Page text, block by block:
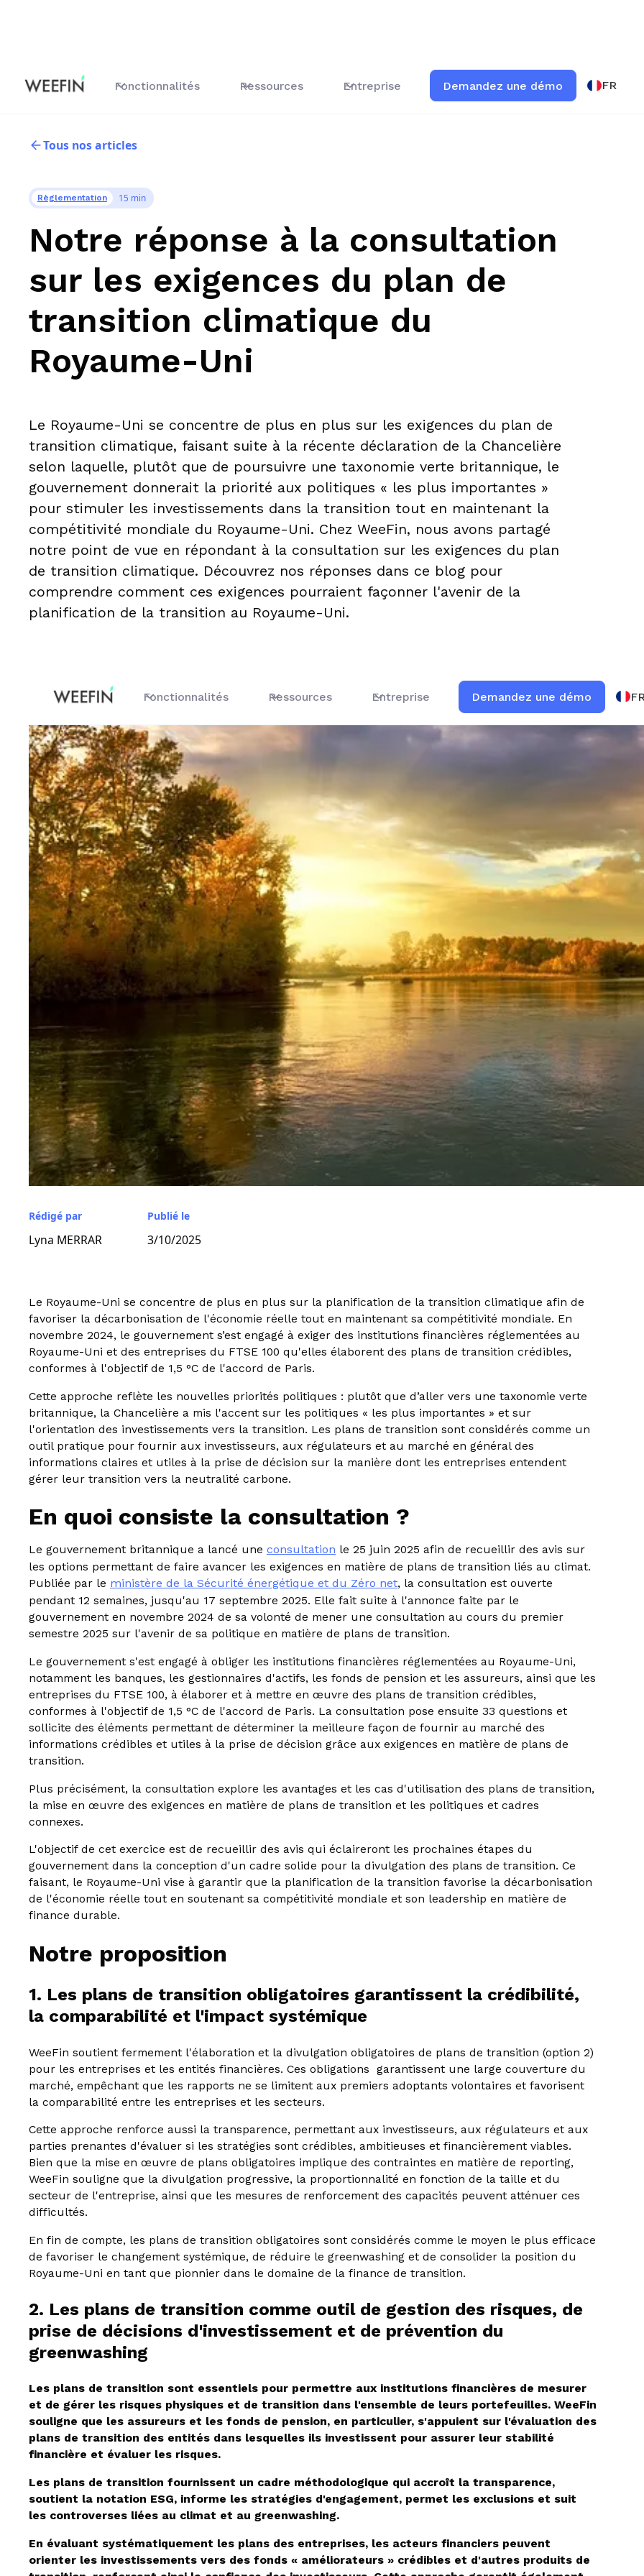
Fonctionnalités Ressources Entreprise Demandez une démo FR
Tous nos articles
Règlementation 15 min
Notre réponse à la consultation
sur les exigences du plan de
transition climatique du
Royaume-Uni
Le Royaume-Uni se concentre de plus en plus sur les exigences du plan de
transition climatique, faisant suite à la récente déclaration de la Chancelière
selon laquelle, plutôt que de poursuivre une taxonomie verte britannique, le
gouvernement donnerait la priorité aux politiques « les plus importantes »
pour stimuler les investissements dans la transition tout en maintenant la
compétitivité mondiale du Royaume-Uni. Chez WeeFin, nous avons partagé
notre point de vue en répondant à la consultation sur les exigences du plan
de transition climatique. Découvrez nos réponses dans ce blog pour
comprendre comment ces exigences pourraient façonner l'avenir de la
planification de la transition au Royaume-Uni.
Fonctionnalités Ressources Entreprise Demandez une démo
Rédigé par
Lyna MERRAR
Publié le
3/10/2025
Le Royaume-Uni se concentre de plus en plus sur la planification de la transition climatique afin de
favoriser la décarbonisation de l'économie réelle tout en maintenant sa compétitivité mondiale. En
novembre 2024, le gouvernement s’est engagé à exiger des institutions financières réglementées au
Royaume-Uni et des entreprises du FTSE 100 qu'elles élaborent des plans de transition crédibles,
conformes à l'objectif de 1,5 °C de l'accord de Paris.
Cette approche reflète les nouvelles priorités politiques : plutôt que d’aller vers une taxonomie verte
britannique, la Chancelière a mis l'accent sur les politiques « les plus importantes » et sur
l'orientation des investissements vers la transition. Les plans de transition sont considérés comme un
outil pratique pour fournir aux investisseurs, aux régulateurs et au marché en général des
informations claires et utiles à la prise de décision sur la manière dont les entreprises entendent
gérer leur transition vers la neutralité carbone.
En quoi consiste la consultation ?
Le gouvernement britannique a lancé une consultation le 25 juin 2025 afin de recueillir des avis sur
les options permettant de faire avancer les exigences en matière de plans de transition liés au climat.
Publiée par le ministère de la Sécurité énergétique et du Zéro net, la consultation est ouverte
pendant 12 semaines, jusqu'au 17 septembre 2025. Elle fait suite à l'annonce faite par le
gouvernement en novembre 2024 de sa volonté de mener une consultation au cours du premier
semestre 2025 sur l'avenir de sa politique en matière de plans de transition.
Le gouvernement s'est engagé à obliger les institutions financières réglementées au Royaume-Uni,
notamment les banques, les gestionnaires d'actifs, les fonds de pension et les assureurs, ainsi que les
entreprises du FTSE 100, à élaborer et à mettre en œuvre des plans de transition crédibles,
conformes à l'objectif de 1,5 °C de l'accord de Paris. La consultation pose ensuite 33 questions et
sollicite des éléments permettant de déterminer la meilleure façon de fournir au marché des
informations crédibles et utiles à la prise de décision grâce aux exigences en matière de plans de
transition.
Plus précisément, la consultation explore les avantages et les cas d'utilisation des plans de transition,
la mise en œuvre des exigences en matière de plans de transition et les politiques et cadres
connexes.
L'objectif de cet exercice est de recueillir des avis qui éclaireront les prochaines étapes du
gouvernement dans la conception d'un cadre solide pour la divulgation des plans de transition. Ce
faisant, le Royaume-Uni vise à garantir que la planification de la transition favorise la décarbonisation
de l'économie réelle tout en soutenant sa compétitivité mondiale et son leadership en matière de
finance durable.
Notre proposition
1. Les plans de transition obligatoires garantissent la crédibilité,
la comparabilité et l'impact systémique
WeeFin soutient fermement l'élaboration et la divulgation obligatoires de plans de transition (option 2)
pour les entreprises et les entités financières. Ces obligations garantissent une large couverture du
marché, empêchant que les rapports ne se limitent aux premiers adoptants volontaires et favorisent
la comparabilité entre les entreprises et les secteurs.
Cette approche renforce aussi la transparence, permettant aux investisseurs, aux régulateurs et aux
parties prenantes d'évaluer si les stratégies sont crédibles, ambitieuses et financièrement viables.
Bien que la mise en œuvre de plans obligatoires implique des contraintes en matière de reporting,
WeeFin souligne que la divulgation progressive, la proportionnalité en fonction de la taille et du
secteur de l'entreprise, ainsi que les mesures de renforcement des capacités peuvent atténuer ces
difficultés.
En fin de compte, les plans de transition obligatoires sont considérés comme le moyen le plus efficace
de favoriser le changement systémique, de réduire le greenwashing et de consolider la position du
Royaume-Uni en tant que pionnier dans le domaine de la finance de transition.
2. Les plans de transition comme outil de gestion des risques, de
prise de décisions d'investissement et de prévention du
greenwashing
Les plans de transition sont essentiels pour permettre aux institutions financières de mesurer
et de gérer les risques physiques et de transition dans l'ensemble de leurs portefeuilles. WeeFin
souligne que les assureurs et les fonds de pension, en particulier, s'appuient sur l'évaluation des
plans de transition des entités dans lesquelles ils investissent pour assurer leur stabilité
financière et évaluer les risques.
Les plans de transition fournissent un cadre méthodologique qui accroît la transparence,
soutient la notation ESG, informe les stratégies d'engagement, permet les exclusions et suit
les controverses liées au climat et au greenwashing.
En évaluant systématiquement les plans des entreprises, les acteurs financiers peuvent
orienter les investissements vers des fonds « améliorateurs » crédibles et d'autres produits de